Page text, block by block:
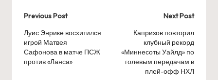
Post
navigation
Previous Post
Луис Энрике восхитился
игрой Матвея
Сафонова в матче ПСЖ
против «Ланса»
Next Post
Капризов повторил
клубный рекорд
«Миннесоты Уайлд» по
голевым передачам в
плей-офф НХЛ